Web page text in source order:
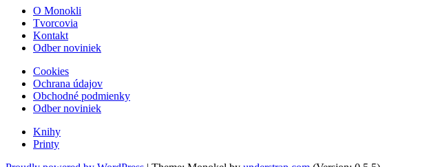
O Monokli
Tvorcovia
Kontakt
Odber noviniek
Cookies
Ochrana údajov
Obchodné podmienky
Odber noviniek
Knihy
Printy